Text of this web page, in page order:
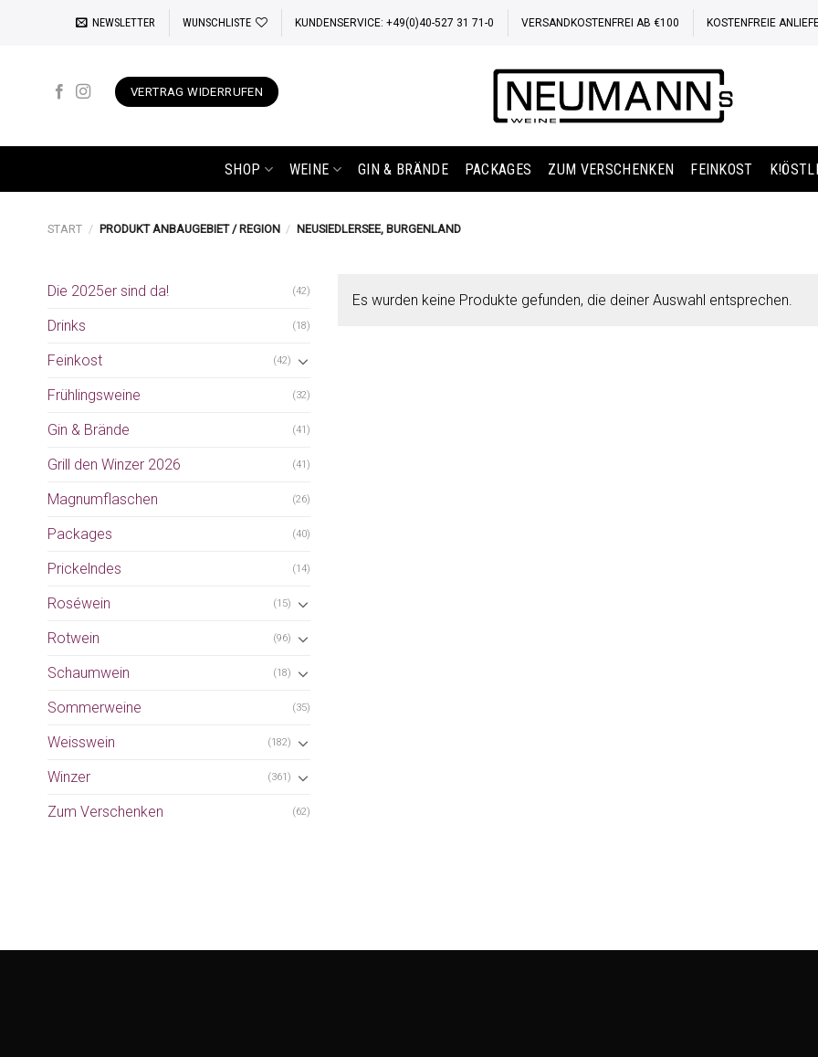
NEWSLETTER WUNSCHLISTE KUNDENSERVICE: +49(0)40-527 31 71-0 VERSANDKOSTENFREI AB €100 KOSTENFREIE
VERTRAG WIDERRUFEN
SHOP WEINE GIN & BRÄNDE PACKAGES ZUM VERSCHENKEN FEINKOST
START / PRODUKT ANBAUGEBIET / REGION / NEUSIEDLERSEE, BURGENLAND
Die 2025er sind da! (42)
Drinks (18)
Feinkost (42)
Frühlingsweine (32)
Gin & Brände (41)
Grill den Winzer 2026 (41)
Magnumflaschen (26)
Packages (40)
Prickelndes (14)
Roséwein (15)
Rotwein (96)
Schaumwein (18)
Sommerweine (35)
Weisswein (182)
Winzer (361)
Zum Verschenken (62)
Es wurden keine Produkte gefunden, die deiner Auswahl entsprechen.